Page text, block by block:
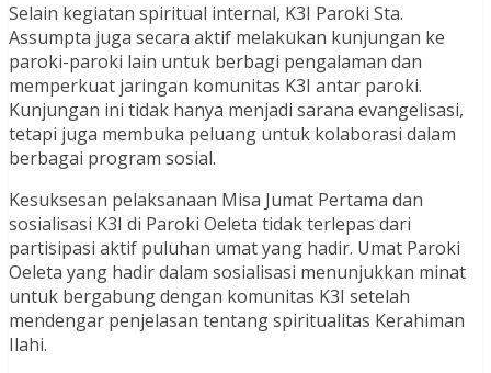
Selain kegiatan spiritual internal, K3I Paroki Sta.
Assumpta juga secara aktif melakukan kunjungan ke
paroki-paroki lain untuk berbagi pengalaman dan
memperkuat jaringan komunitas K3I antar paroki.
Kunjungan ini tidak hanya menjadi sarana evangelisasi,
tetapi juga membuka peluang untuk kolaborasi dalam
berbagai program sosial.
Kesuksesan pelaksanaan Misa Jumat Pertama dan
sosialisasi K3I di Paroki Oeleta tidak terlepas dari
partisipasi aktif puluhan umat yang hadir. Umat Paroki
Oeleta yang hadir dalam sosialisasi menunjukkan minat
untuk bergabung dengan komunitas K3I setelah
mendengar penjelasan tentang spiritualitas Kerahiman
Ilahi.